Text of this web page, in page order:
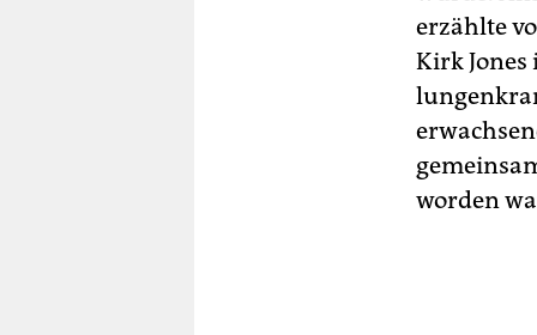
erzählte
Kirk
worden